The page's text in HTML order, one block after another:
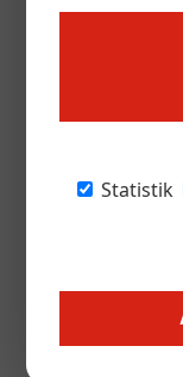
Statistik
Mit einem
Bild oben:
(Mitte) und
vor einer